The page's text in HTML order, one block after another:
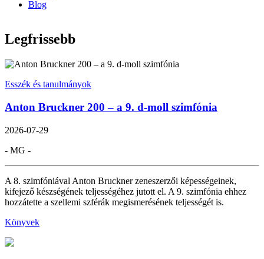
Blog
Legfrissebb
Esszék és tanulmányok
Anton Bruckner 200 – a 9. d-moll szimfónia
2026-07-29
- MG -
A 8. szimfóniával Anton Bruckner zeneszerzői képességeinek,
kifejező készségének teljességéhez jutott el. A 9. szimfónia ehhez
hozzátette a szellemi szférák megismerésének teljességét is.
Könyvek